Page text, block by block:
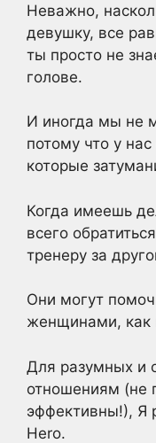
Неважно,
девушку, все
ты просто не
голове.
И иногда мы не
потому что у
которые
Когда имеешь
всего
тренеру за
Они могут
женщинами, как
Для разумных и
отношениям (не
эффективны!), Я
Hero.